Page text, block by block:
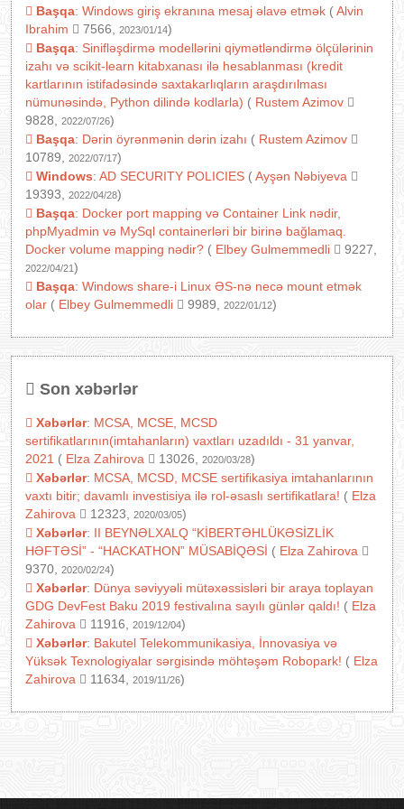
Başqa: Windows giriş ekranına mesaj əlavə etmək (Alvin
Ibrahim
7566, 2023/01/14)
Başqa: Sinifləşdirmə modellərini qiymətləndirmə ölçülərinin
izahı və scikit-learn kitabxanası ilə hesablanması (kredit
kartlarının istifadəsində saxtakarlıqların araşdırılması
nümunəsində, Python dilində kodlarla) ( Rustem Azimov
9828,
2022/07/26)
Başqa: Dərin öyrənmənin dərin izahı ( Rustem Azimov
10789,
2022/07/17)
Windows: AD SECURITY POLICIES (Ayşən Nəbiyeva
19393,
2022/04/28)
Başqa: Docker port mapping və Container Link nədir,
phpMyadmin və MySql containerləri bir birinə bağlamaq.
Docker volume mapping nədir? ( Elbey Gulmemmedli 9227,
2022/04/21)
Başqa: Windows share-i Linux ƏS-nə necə mount etmək
olar ( Elbey Gulmemmedli 9989, 2022/01/12)
Son xəbərlər
Xəbərlər: MCSA, MCSE, MCSD
sertifikatlarının(imtahanların) vaxtları uzadıldı - 31 yanvar,
2021 ( Elza Zahirova 13026, 2020/03/28)
Xəbərlər: MCSA, MCSD, MCSE sertifikasiya imtahanlarının
vaxtı bitir; davamlı investisiya ilə rol-əsaslı sertifikatlara! ( Elza
Zahirova
12323, 2020/03/05)
Xəbərlər: II BEYNƏLXALQ “KİBERTƏHLÜKƏSİZLİK
HƏFTƏSİ” - “HACKATHON” MÜSABİQƏSİ ( Elza Zahirova
9370,
2020/02/24)
Xəbərlər: Dünya səviyyəli mütəxəssisləri bir araya toplayan
GDG DevFest Baku 2019 festivalına sayılı günlər qaldı! ( Elza
Zahirova
11916, 2019/12/04)
Xəbərlər: Bakutel Telekommunikasiya, İnnovasiya və
Yüksək Texnologiyalar sərgisində möhtəşəm Robopark! ( Elza
Zahirova
11634, 2019/11/26)